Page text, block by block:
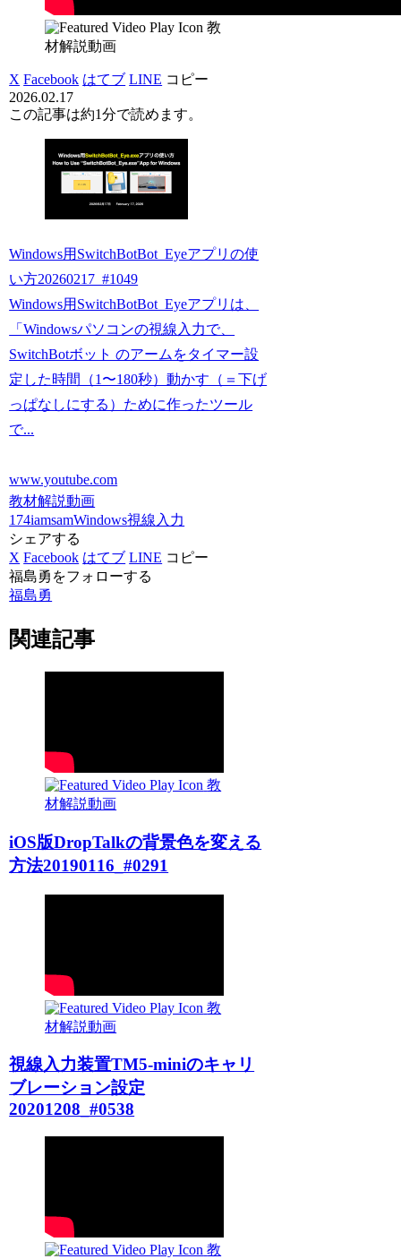
教
材解説動画
X Facebook はてブ LINE コピー
2026.02.17
この記事は約1分で読めます。
Windows用SwitchBotBot_Eyeアプリの使
い方20260217_#1049
Windows用SwitchBotBot_Eyeアプリは、
「Windowsパソコンの視線入力で、
SwitchBotボット のアームをタイマー設
定した時間（1〜180秒）動かす（＝下げ
っぱなしにする）ために作ったツール
で...
www.youtube.com
教材解説動画
174iamsamWindows視線入力
シェアする
X Facebook はてブ LINE コピー
福島勇をフォローする
福島勇
関連記事
教
材解説動画
iOS版DropTalkの背景色を変える
方法20190116_#0291
教
材解説動画
視線入力装置TM5-miniのキャリ
ブレーション設定
20201208_#0538
教